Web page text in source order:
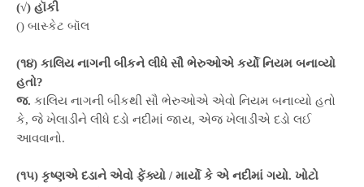
(√) હૉકી
() બાસ્કેટ બૉલ
(૧૪) કાલિય નાગની બીકને લીધે સૌ ભેરુઓએ કર્યો નિયમ બનાવ્યો
હતો?
જ. કાલિય નાગની બીકથી સૌ ભેરુઓએ એવો નિયમ બનાવ્યો હતો
કે, જે ખેલાડીને લીધે દડો નદીમાં જાય, એજ ખેલાડીએ દડો લઈ
આવવાનો.
(૧૫) કૃષ્ણએ દડાને એવો ફેંક્યો / માર્યો કે એ નદીમાં ગયો. ખોટો